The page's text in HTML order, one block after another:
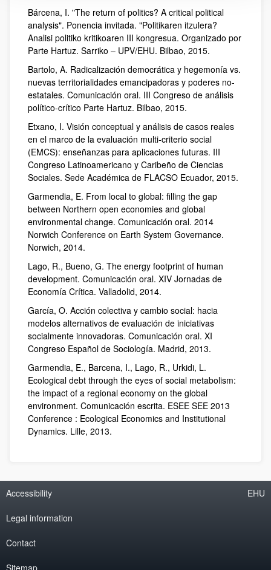
Bárcena, I. "The return of politics? A critical political
analysis". Ponencia invitada. "Politikaren itzulera?
Analisi politiko kritikoaren III kongresua. Organizado por
Parte Hartuz. Sarriko – UPV/EHU. Bilbao, 2015.
Bartolo, A. Radicalización democrática y hegemonía vs.
nuevas territorialidades emancipadoras y poderes no-
estatales. Comunicación oral. III Congreso de análisis
político-crítico Parte Hartuz. Bilbao, 2015.
Etxano, I. Visión conceptual y análisis de casos reales
en el marco de la evaluación multi-criterio social
(EMCS): enseñanzas para aplicaciones futuras. III
Congreso Latinoamericano y Caribeño de Ciencias
Sociales. Sede Académica de FLACSO Ecuador, 2015.
Garmendia, E. From local to global: filling the gap
between Northern open economies and global
environmental change. Comunicación oral. 2014
Norwich Conference on Earth System Governance.
Norwich, 2014.
Lago, R., Bueno, G. The energy footprint of human
development. Comunicación oral. XIV Jornadas de
Economía Crítica. Valladolid, 2014.
García, O. Acción colectiva y cambio social: hacia
modelos alternativos de evaluación de iniciativas
socialmente innovadoras. Comunicación oral. XI
Congreso Español de Sociología. Madrid, 2013.
Garmendia, E., Barcena, I., Lago, R., Urkidi, L.
Ecological debt through the eyes of social metabolism:
the impact of a regional economy on the global
environment. Comunicación escrita. ESEE SEE 2013
Conference : Ecological Economics and Institutional
Dynamics. Lille, 2013.
Accessibility
Legal information
Contact
Sitemap
EHU